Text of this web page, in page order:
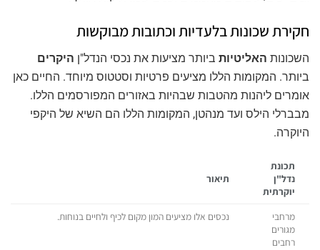
חקירת שכונות בלעדיות וכתובות מבוקשות
השכונות האליטיות ביותר מציעות את נכסי הנדל"ן היקרים
ביותר. המקומות הללו מציעים פרטיות וסטטוס מיוחד. החיים כאן
אומרים ליהנות מהטבות שבהיות באזורים המפורסמים הללו.
מבברלי הילס ועד מנהטן, המקומות הללו הם השיא של היקפי
היוקרה.
תכונת
נדל"ן
יוקרתית
תיאור
מרחבי
מגורים
רחבים
נכסים אלו מציעים המון מקום לכיף ולחיים בנוחות.